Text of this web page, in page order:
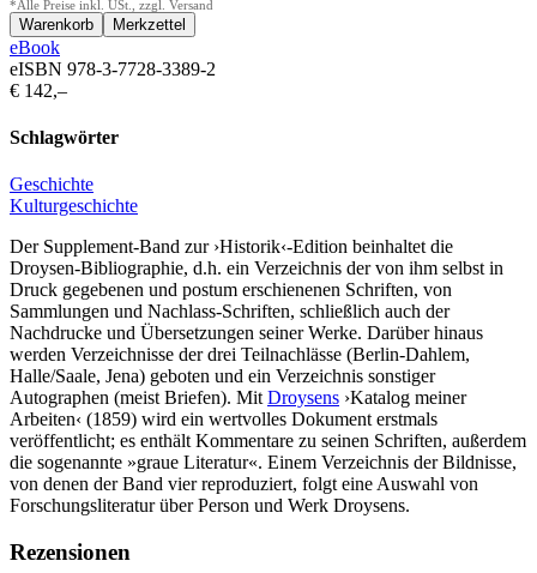
*Alle Preise inkl. USt., zzgl. Versand
eBook
eISBN 978-3-7728-3389-2
€ 142,–
Schlagwörter
Geschichte
Kulturgeschichte
Der Supplement-Band zur ›Historik‹-Edition beinhaltet die
Droysen-Bibliographie, d.h. ein Verzeichnis der von ihm selbst in
Druck gegebenen und postum erschienenen Schriften, von
Sammlungen und Nachlass-Schriften, schließlich auch der
Nachdrucke und Übersetzungen seiner Werke. Darüber hinaus
werden Verzeichnisse der drei Teilnachlässe (Berlin-Dahlem,
Halle/Saale, Jena) geboten und ein Verzeichnis sonstiger
Autographen (meist Briefen). Mit Droysens ›Katalog meiner
Arbeiten‹ (1859) wird ein wertvolles Dokument erstmals
veröffentlicht; es enthält Kommentare zu seinen Schriften, außerdem
die sogenannte »graue Literatur«. Einem Verzeichnis der Bildnisse,
von denen der Band vier reproduziert, folgt eine Auswahl von
Forschungsliteratur über Person und Werk Droysens.
Rezensionen